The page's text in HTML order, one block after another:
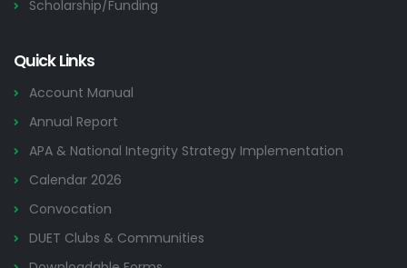
Scholarship/Funding
Quick Links
Account Manual
Annual Report
APA & National Integrity Strategy Implementation
Calendar 2026
Convocation
DUET Clubs & Communities